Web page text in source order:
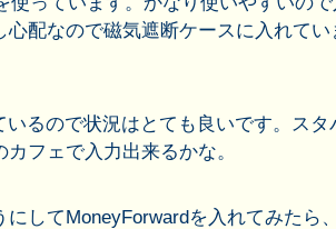
配なので磁気遮断ケースに入れて
るので状況はとても良いです。ス
フェで入力出来るかな。
してMoneyForwardを入れてみたら